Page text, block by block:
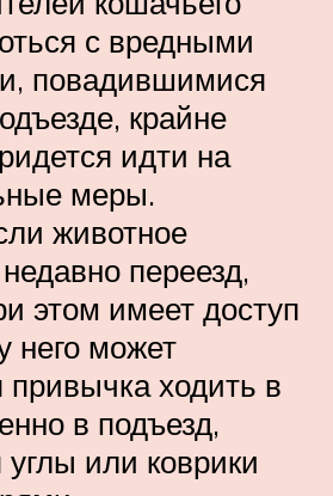
с вредными
повадившимися
крайне
идти на
меры.
животное
переезд,
этом имеет доступ
него может
привычка ходить в
в подъезд,
углы или коврики